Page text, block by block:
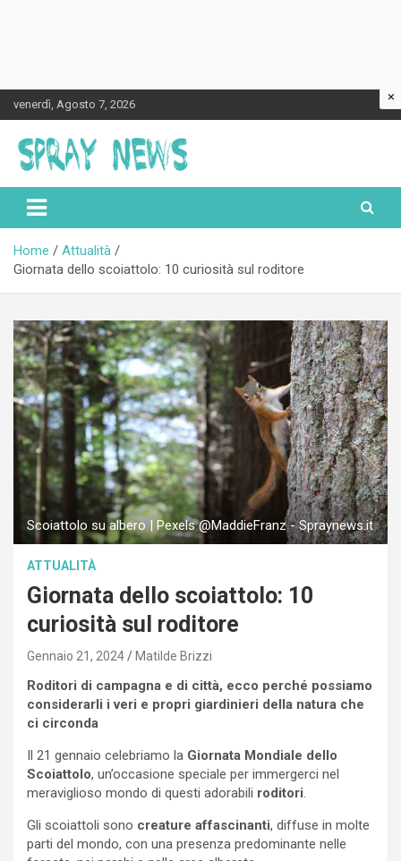
to
content
venerdì, Agosto 7, 2026
Spraynews.it
Home
Attualità
Giornata dello scoiattolo: 10 curiosità sul roditore
Scoiattolo su albero | Pexels @MaddieFranz - Spraynews.it
ATTUALITÀ
Giornata dello scoiattolo: 10
curiosità sul roditore
Gennaio 21, 2024 Matilde Brizzi
Roditori di campagna e di città, ecco perché possiamo
considerarli i veri e propri giardinieri della natura che
ci circonda
Il 21 gennaio celebriamo la Giornata Mondiale dello
Scoiattolo, un’occasione speciale per immergerci nel
meraviglioso mondo di questi adorabili roditori.
Gli scoiattoli sono creature affascinanti, diffuse in molte
parti del mondo, con una presenza predominante nelle
×